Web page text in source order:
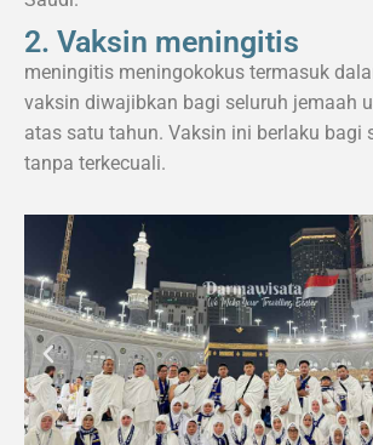
2. Vaksin meningitis
meningitis meningokokus termasuk
vaksin diwajibkan bagi seluruh jemaah
atas satu tahun. Vaksin ini berlaku bagi
tanpa terkecuali.